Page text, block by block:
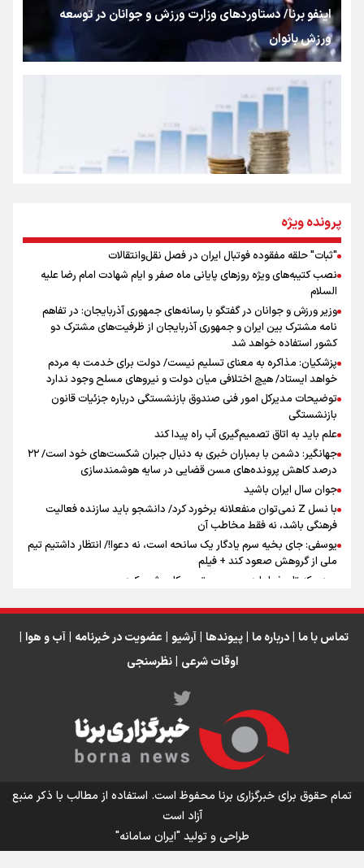
شکستگیِ بزرگ؛ روایتِ یک استخوان، یک نسل، یک توهم!
رسانه ملی و حق مردم برای شنیدن صدای رئیس‌جمهوری
روایت ایران از کنار مردم
جمله‌ای که بغض چهارماهه را شکست؛ «آهای مردم، آقا از
تهران رفتند»
سه حسرتی که به دلم ماند
اینفو برنا/ دستاوردهای وزارت ورزش و جوانان در توسعه
ورزش بانوان
اینفو برنا/ میزان مالیات بر ارزش افزوده چقدر است؟
اینفو برنا / ۴ مسیر اصلی پیاده روی اربعین در عراق
اینفو برنا / توصیه‌هایی طلایی برای پیاده روی اربعین
پرونده ویژه
"ثبات" حلقه مفقوده فوتبال ایران در فصل نقل‌وانتقالات
نصب کتیبه‌های ویژه روزهای پایانی ماه صفر و ایام شهادت امام رضا علیه
السلام
وزیر ورزش و جوانان در گفتگو با رسانه‌های جمهوری آذربایجان: در تفاهم
نامه مشترک بین ایران و جمهوری آذربایجان از ظرفیت‌های مشترک دو
کشور استفاده خواهد شد
پزشکیان: مذاکره به معنای تسلیم نیست/ دولت برای خدمت به مردم
خواهد ایستاد/ هیچ اختلافی میان دولت و نیروهای مسلح وجود ندارد
توضیحات مدیرکل امور فنی صندوق بازنشستگی درباره جزئیات قانون
بازنشستگی
علم باید به اتاق تصمیم‌گیری آب راه پیدا کند
جهانگیر: دشمن با بمباران خبری به دنبال جبران شکست‌های خود است/ ۲۲
درصد کاهش پرونده‌های مسن قضایی در سایه هوشمندسازی
جوان سال ایران باشید
با نسل Z نمی‌توان منفعلانه برخورد کرد/ دانشجو باید سازنده فعالیت
فرهنگی باشد، نه فقط مخاطب آن
یوسفی: جای بخیه سرم یادگار یک سانحه است، نه دعوا!/ انتظار داشتیم تیم
ملی از گروهش صعود کند + فیلم
مردی که تاریخ را با دوربین و موتورسیکلت ثبت کرد
انتظار حضور تیم‌های بزرگ مثل استقلال در لیگ هستیم
تماس با ما | درباره ما | پیوندها | آرشیو | عضویت در خبرنامه | آب و هوا |
اوقات شرعی | نظرسنجی
تمام حقوق برای خبرگزاری برنا محفوظ است. استفاده از مطالب با ذکر منبع
آزاد است
طراحی و تولید"ایران سامانه"